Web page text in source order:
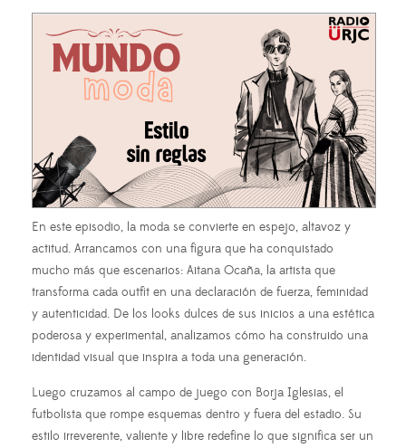
En este episodio, la moda se convierte en espejo, altavoz y
actitud. Arrancamos con una figura que ha conquistado
mucho más que escenarios: Aitana Ocaña, la artista que
transforma cada outfit en una declaración de fuerza, feminidad
y autenticidad. De los looks dulces de sus inicios a una estética
poderosa y experimental, analizamos cómo ha construido una
identidad visual que inspira a toda una generación.
Luego cruzamos al campo de juego con Borja Iglesias, el
futbolista que rompe esquemas dentro y fuera del estadio. Su
estilo irreverente, valiente y libre redefine lo que significa ser un